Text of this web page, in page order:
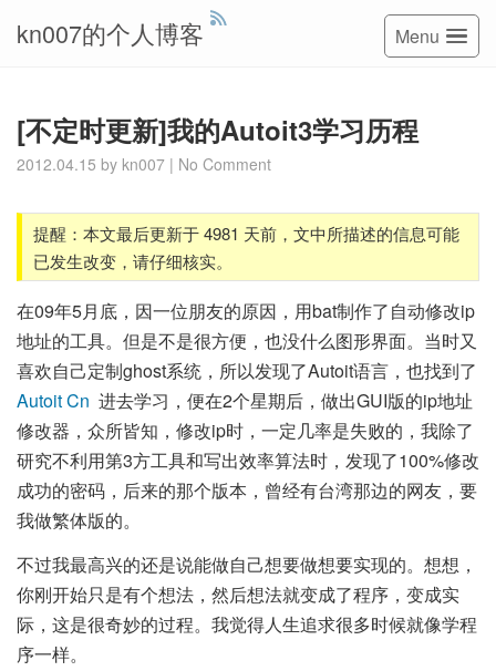
kn007的个人博客 Menu
[不定时更新]我的Autoit3学习历程
2012.04.15 by kn007 | No Comment
提醒：本文最后更新于 4981 天前，文中所描述的信息可能
已发生改变，请仔细核实。
在09年5月底，因一位朋友的原因，用bat制作了自动修改ip
地址的工具。但是不是很方便，也没什么图形界面。当时又
喜欢自己定制ghost系统，所以发现了Autoit语言，也找到了
Autoit Cn 进去学习，便在2个星期后，做出GUI版的ip地址
修改器，众所皆知，修改ip时，一定几率是失败的，我除了
研究不利用第3方工具和写出效率算法时，发现了100%修改
成功的密码，后来的那个版本，曾经有台湾那边的网友，要
我做繁体版的。
不过我最高兴的还是说能做自己想要做想要实现的。想想，
你刚开始只是有个想法，然后想法就变成了程序，变成实
际，这是很奇妙的过程。我觉得人生追求很多时候就像学程
序一样。